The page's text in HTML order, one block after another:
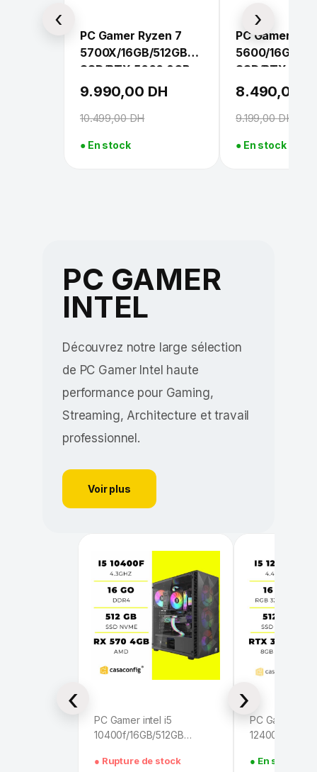
PC Gamer Ryzen 7
5700X/16GB/512GB
SSD/RTX 5060 8GB
9.990,00 DH
10.499,00DH
● En stock
PC Gamer
5600/16GB/
SSD/RTX
8.490,00
9.199,00DH
● En stock
PC GAMER
INTEL
Découvrez notre large sélection
de PC Gamer Intel haute
performance pour Gaming,
Streaming, Architecture et travail
professionnel.
Voir plus
PC Gamer intel i5
10400f/16GB/512GB
● Rupture de stock
PC Gamer
12400f/16GB/
● En stock